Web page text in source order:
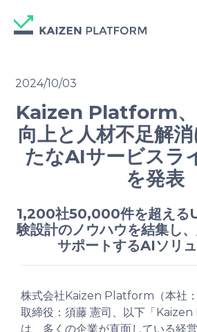
2024/10/03
Kaizen Platform、
向上と人材不足解
たなAIサービスラ
を発表
1,200社50,000件を超える
験設計のノウハウを結集し
サポートするAIソリ
株式会社Kaizen Platform（本社
取締役：須藤 憲司、以下「
は、多くの企業が直面している経